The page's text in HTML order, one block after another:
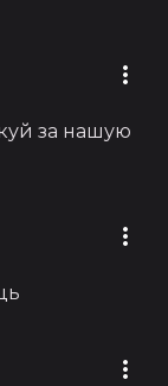
за нашую